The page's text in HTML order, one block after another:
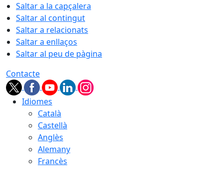
Saltar a la capçalera
Saltar al contingut
Saltar a relacionats
Saltar a enllaços
Saltar al peu de pàgina
Contacte
Idiomes
Català
Castellà
Anglès
Alemany
Francès